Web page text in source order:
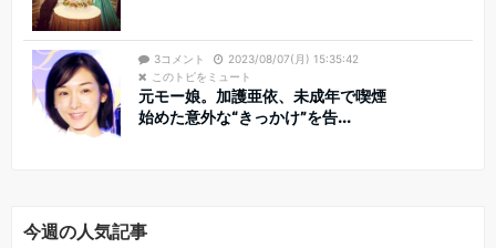
3コメント
2023/08/07(月) 15:35:42
このトピをミュート
元モー娘。加護亜依、未成年で喫煙
始めた意外な“きっかけ”を告...
今週の人気記事